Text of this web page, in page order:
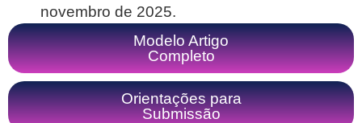
novembro de 2025.
Modelo Artigo
Completo
Orientações para
Submissão